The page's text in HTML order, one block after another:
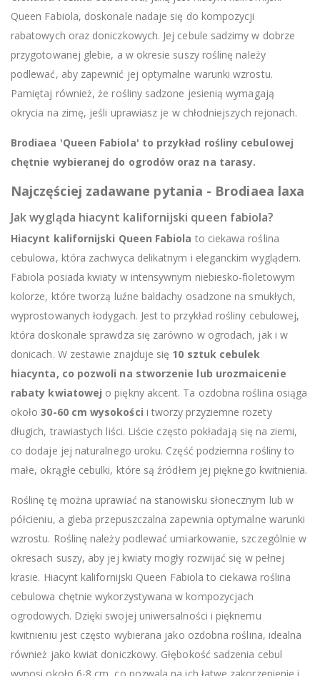
Queen Fabiola, doskonale nadaje się do kompozycji
rabatowych oraz doniczkowych. Jej cebule sadzimy w dobrze
przygotowanej glebie, a w okresie suszy roślinę należy
podlewać, aby zapewnić jej optymalne warunki wzrostu.
Pamiętaj również, że rośliny sadzone jesienią wymagają
okrycia na zimę, jeśli uprawiasz je w chłodniejszych rejonach.
Brodiaea 'Queen Fabiola' to przykład rośliny cebulowej
chętnie wybieranej do ogrodów oraz na tarasy.
Najczęściej zadawane pytania - Brodiaea laxa
Jak wygląda hiacynt kalifornijski queen fabiola?
Hiacynt kalifornijski Queen Fabiola to ciekawa roślina
cebulowa, która zachwyca delikatnym i eleganckim wyglądem.
Fabiola posiada kwiaty w intensywnym niebiesko-fioletowym
kolorze, które tworzą luźne baldachy osadzone na smukłych,
wyprostowanych łodygach. Jest to przykład rośliny cebulowej,
która doskonale sprawdza się zarówno w ogrodach, jak i w
donicach. W zestawie znajduje się 10 sztuk cebulek
hiacynta, co pozwoli na stworzenie lub urozmaicenie
rabaty kwiatowej o piękny akcent. Ta ozdobna roślina osiąga
około30-60 cm wysokości i tworzy przyziemne rozety
długich, trawiastych liści. Liście często pokładają się na ziemi,
co dodaje jej naturalnego uroku. Część podziemna rośliny to
małe, okrągłe cebulki, które są źródłem jej pięknego kwitnienia.
Roślinę tę można uprawiać na stanowisku słonecznym lub w
półcieniu, a gleba przepuszczalna zapewnia optymalne warunki
wzrostu. Roślinę należy podlewać umiarkowanie, szczególnie w
okresach suszy, aby jej kwiaty mogły rozwijać się w pełnej
krasie. Hiacynt kalifornijski Queen Fabiola to ciekawa roślina
cebulowa chętnie wykorzystywana w kompozycjach
ogrodowych. Dzięki swojej uniwersalności i pięknemu
kwitnieniu jest często wybierana jako ozdobna roślina, idealna
również jako kwiat doniczkowy. Głębokość sadzenia cebul
wynosi około 6-8 cm, co pozwala na ich łatwe zakorzenienie i